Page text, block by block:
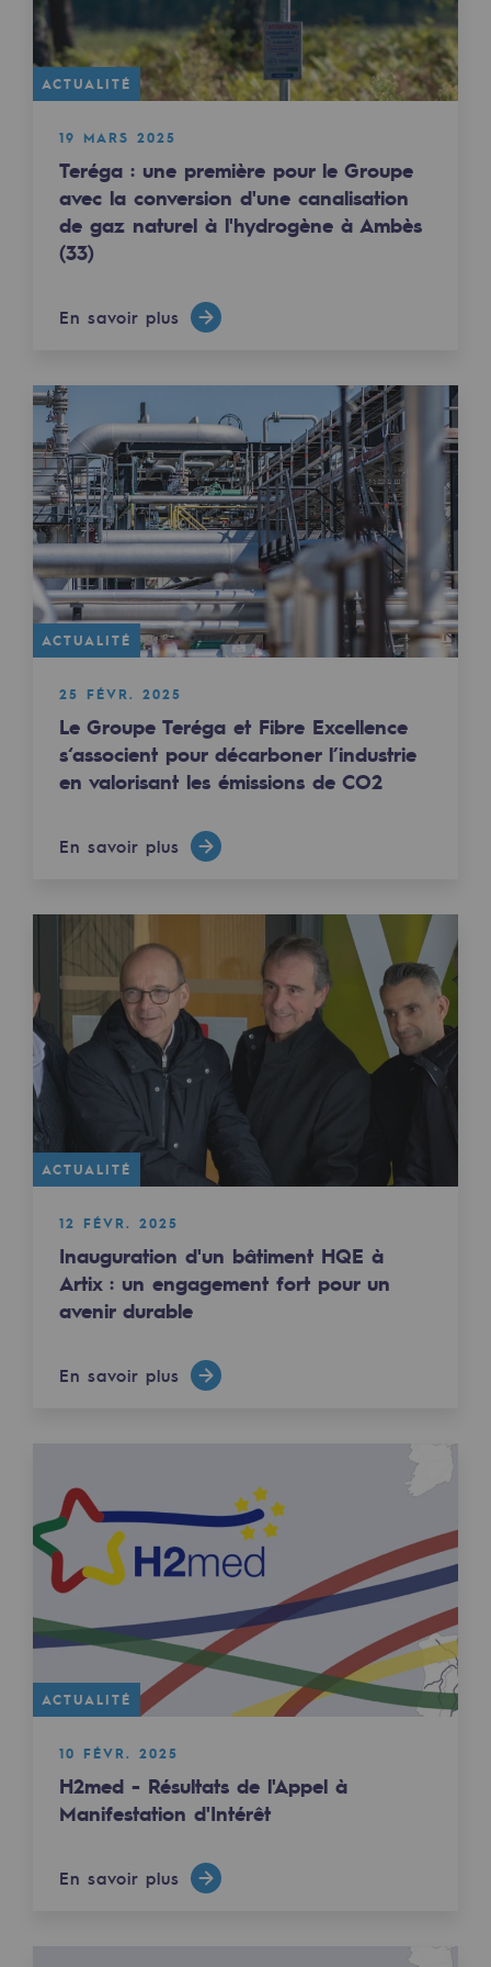
2050 : un monde d’énergies
Objectif Hydrogène
CCUS Objectif Zéro CO2
Objectif Biométhane
Le Labo
Acteur engagé
Acteur engagé
Responsabilité environnementale
Responsabilité environnementale
BE POSITIF, le programme de
Décarbonation : une priorité
Limitation des émissions atmosphériques
Gestion de l'énergie
Préservation de la biodiversité
Gestion des impacts
Responsabilité sociale et territoriale
Responsabilité sociale et
Energiz Mouv
Energiz Mouv
Le programme social et territorial de
Territorial
Territorial
Engagements auprès des territoires
Social
Notre investissement dans les
Mixité et égalité Femme-Homme
QVCT
Sécurité
PARI 2035, le programme de sécurité
Sécurité et cybersécurité
Santé et sécurité au travail
Sécurité industrielle
Gouvernance responsable
Gouvernance responsable
CADRE, le programme gouvernance
Organisation
Achats responsables
ACTUALITÉ
19 MARS 2025
Teréga : une première pour le Groupe
avec la conversion d'une canalisation
de gaz naturel à l'hydrogène à Ambès
(33)
En savoir plus
ACTUALITÉ
25 FÉVR. 2025
Le Groupe Teréga et Fibre Excellence
s‘associent pour décarboner l’industrie
en valorisant les émissions de CO2
En savoir plus
ACTUALITÉ
12 FÉVR. 2025
Inauguration d'un bâtiment HQE à
Artix : un engagement fort pour un
avenir durable
En savoir plus
ACTUALITÉ
10 FÉVR. 2025
H2med - Résultats de l'Appel à
Manifestation d'Intérêt
En savoir plus